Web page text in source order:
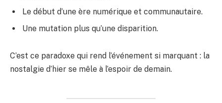
Le début d’une ère numérique et communautaire.
Une mutation plus qu’une disparition.
C’est ce paradoxe qui rend l’événement si marquant : la
nostalgie d’hier se mêle à l’espoir de demain.